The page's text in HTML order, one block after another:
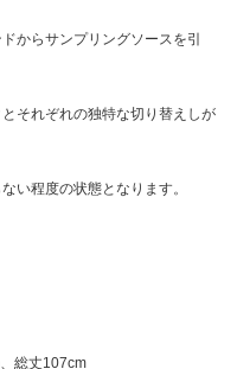
からサンプリングソースを引
それぞれの独特な切り替えしが
い程度の状態となります。
総丈107cm